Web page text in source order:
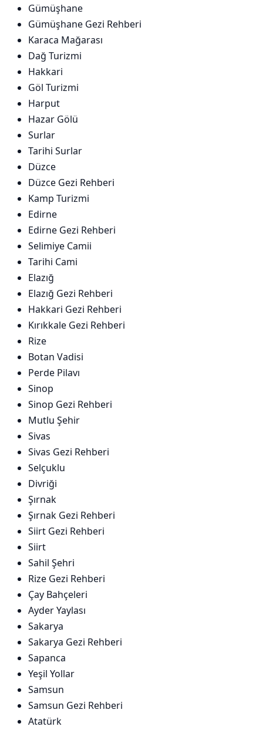
Gümüşhane
Gümüşhane Gezi Rehberi
Karaca Mağarası
Dağ Turizmi
Hakkari
Göl Turizmi
Harput
Hazar Gölü
Surlar
Tarihi Surlar
Düzce
Düzce Gezi Rehberi
Kamp Turizmi
Edirne
Edirne Gezi Rehberi
Selimiye Camii
Tarihi Cami
Elazığ
Elazığ Gezi Rehberi
Hakkari Gezi Rehberi
Kırıkkale Gezi Rehberi
Rize
Botan Vadisi
Perde Pilavı
Sinop
Sinop Gezi Rehberi
Mutlu Şehir
Sivas
Sivas Gezi Rehberi
Selçuklu
Divriği
Şırnak
Şırnak Gezi Rehberi
Siirt Gezi Rehberi
Siirt
Sahil Şehri
Rize Gezi Rehberi
Çay Bahçeleri
Ayder Yaylası
Sakarya
Sakarya Gezi Rehberi
Sapanca
Yeşil Yollar
Samsun
Samsun Gezi Rehberi
Atatürk